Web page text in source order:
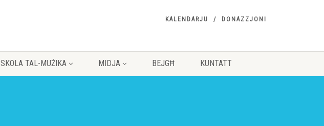
KALENDARJU DONAZZJONI
SKOLA TAL-MUŻIKA MIDJA BEJGĦ KUNTATT